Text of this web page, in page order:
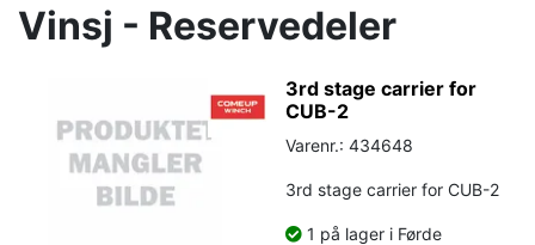
Vinsj - Reservedeler
3rd stage carrier for
CUB-2
Varenr.: 434648
3rd stage carrier for CUB-2
1 på lager i Førde